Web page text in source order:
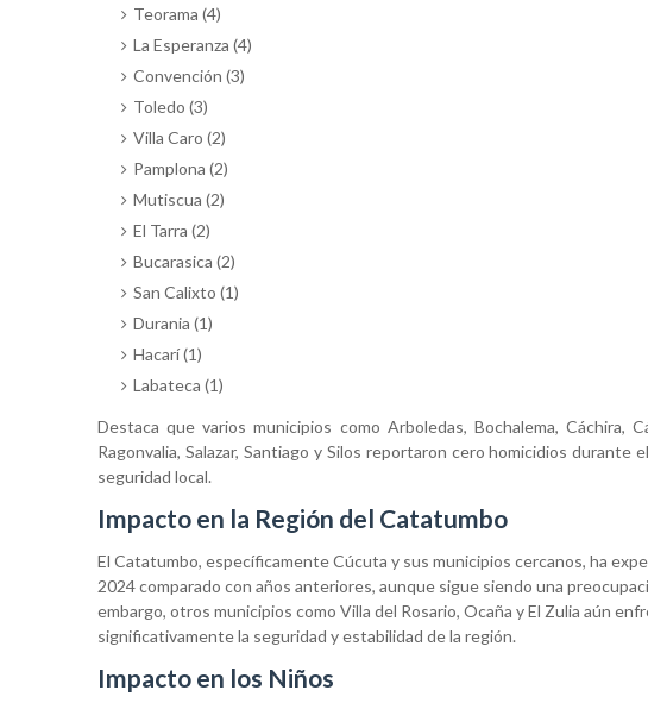
Teorama (4)
La Esperanza (4)
Convención (3)
Toledo (3)
Villa Caro (2)
Pamplona (2)
Mutiscua (2)
El Tarra (2)
Bucarasica (2)
San Calixto (1)
Durania (1)
Hacarí (1)
Labateca (1)
Destaca que varios municipios como Arboledas, Bochalema, Cáchira,
Ragonvalia, Salazar, Santiago y Silos reportaron cero homicidios durante
seguridad local.
Impacto en la Región del Catatumbo
El Catatumbo, específicamente Cúcuta y sus municipios cercanos, ha
2024 comparado con años anteriores, aunque sigue siendo una
embargo, otros municipios como Villa del Rosario, Ocaña y El Zulia aún
significativamente la seguridad y estabilidad de la región.
Impacto en los Niños